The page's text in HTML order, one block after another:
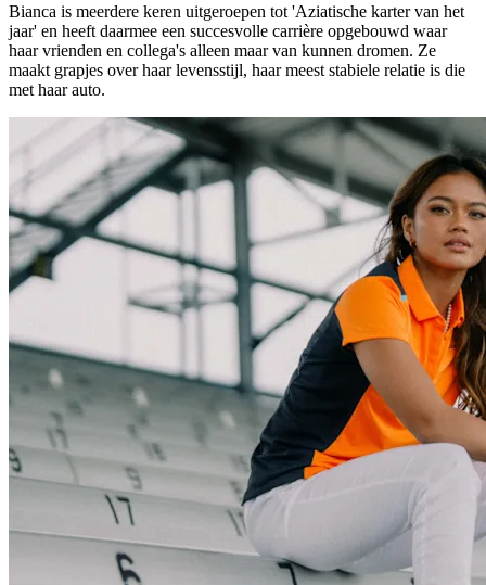
Bianca is meerdere keren uitgeroepen tot 'Aziatische karter van het
jaar' en heeft daarmee een succesvolle carrière opgebouwd waar
haar vrienden en collega's alleen maar van kunnen dromen. Ze
maakt grapjes over haar levensstijl, haar meest stabiele relatie is die
met haar auto.